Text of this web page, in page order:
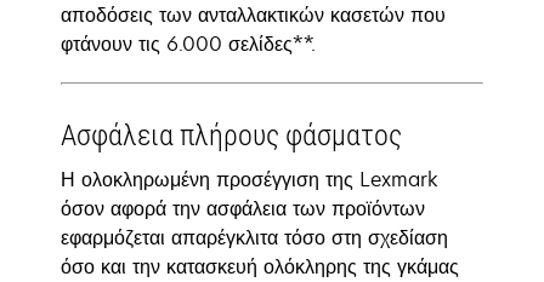
αποδόσεις των ανταλλακτικών κασετών που
φτάνουν τις 6.000 σελίδες**.
Ασφάλεια πλήρους φάσματος
Η ολοκληρωμένη προσέγγιση της Lexmark
όσον αφορά την ασφάλεια των προϊόντων
εφαρμόζεται απαρέγκλιτα τόσο στη σχεδίαση
όσο και την κατασκευή ολόκληρης της γκάμας